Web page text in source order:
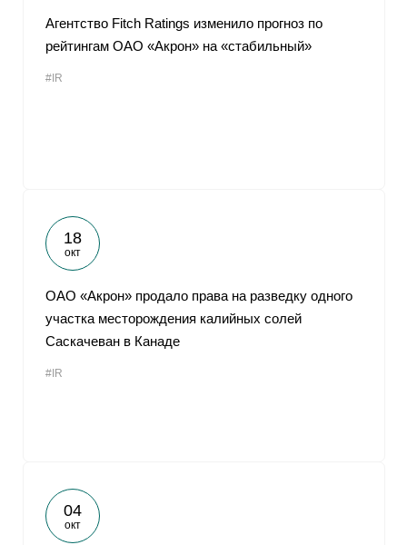
Агентство Fitch Ratings изменило прогноз по
рейтингам ОАО «Акрон» на «стабильный»
#IR
18
окт
ОАО «Акрон» продало права на разведку одного
участка месторождения калийных солей
Саскачеван в Канаде
#IR
04
окт